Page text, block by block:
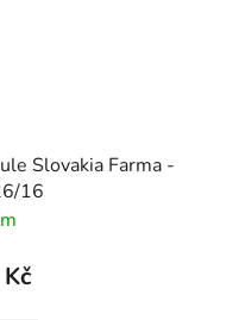
Slovakia Farma -
16